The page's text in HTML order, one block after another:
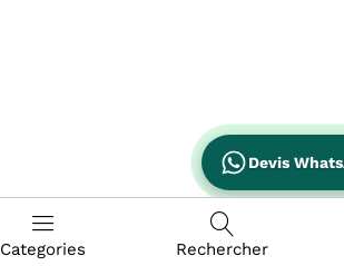
Categories Rechercher
Devis